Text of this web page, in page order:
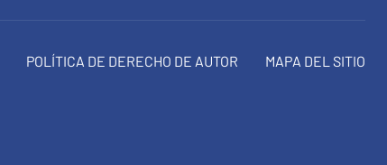
POLÍTICA DE DERECHO DE AUTOR
MAPA DEL SITIO